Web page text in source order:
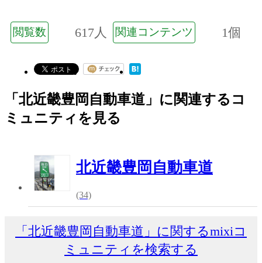
閲覧数 617人 関連コンテンツ 1個
「北近畿豊岡自動車道」に関連するコ
ミュニティを見る
北近畿豊岡自動車道
(34)
「北近畿豊岡自動車道」に関するmixiコ
ミュニティを検索する